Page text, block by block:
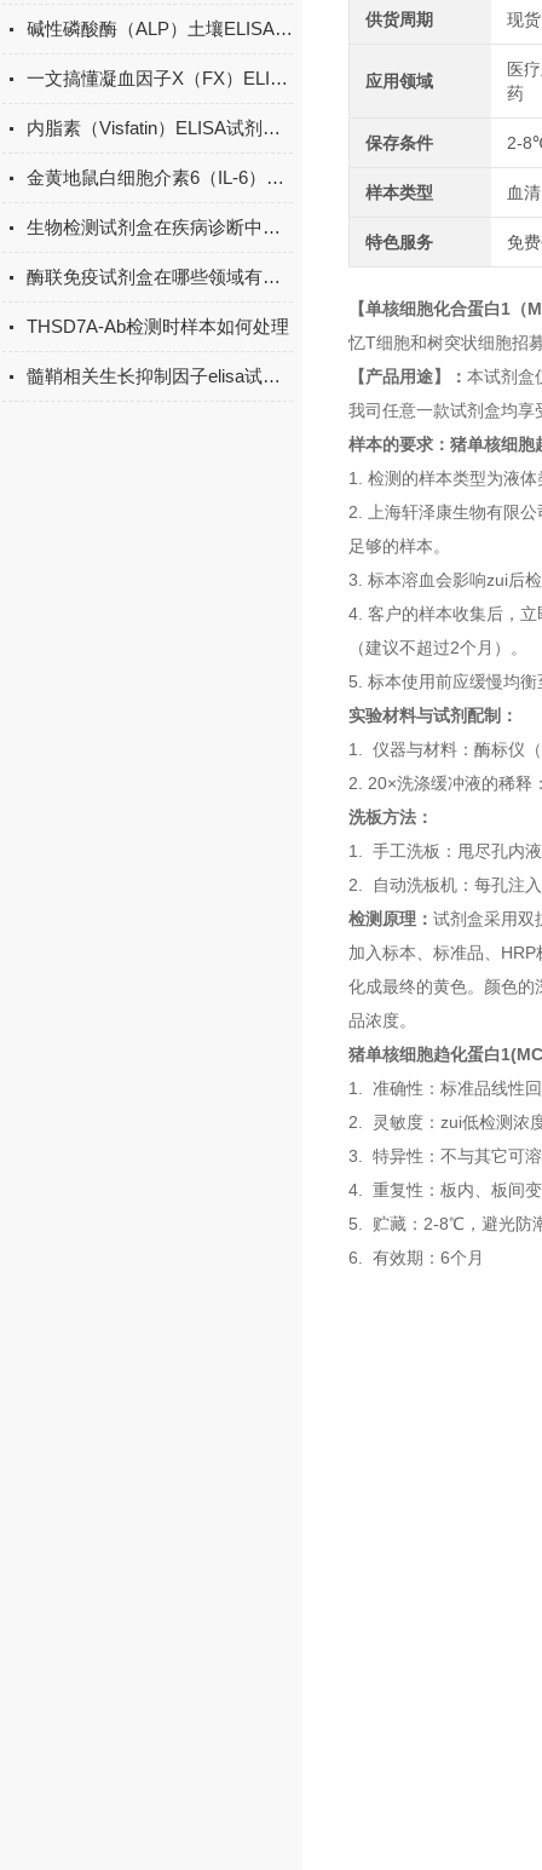
碱性磷酸酶（ALP）土壤ELISA的操作方法
一文搞懂凝血因子X（FX）ELISA试剂盒的特点
内脂素（Visfatin）ELISA试剂盒的特点与优势
金黄地鼠白细胞介素6（IL-6）ELISA检测试剂盒说明书
生物检测试剂盒在疾病诊断中的重要性
酶联免疫试剂盒在哪些领域有广泛应用？
THSD7A-Ab检测时样本如何处理
髓鞘相关生长抑制因子elisa试剂盒原理
供货周期 现货
应用领域
医
药
保存条件 2-
样本类型 血
特色服务 免
【单核细胞化合蛋白1（
忆T细胞和树突状细胞招
【产品用途】： 本试剂盒
我司任意一款试剂盒均
样本的要求： 猪单核细胞
1. 检测的样本类型为液
2. 上海轩泽康生物有限
足够的样本。
3. 标本溶血会影响zui后
4. 客户的样本收集后，
（建议不超过2个月）。
5. 标本使用前应缓慢均
实验材料与试剂配制：
1. 仪器与材料：酶标仪
2. 20×洗涤缓冲液的稀释
洗板方法：
1. 手工洗板：甩尽孔内
2. 自动洗板机：每孔注
检测原理： 试剂盒采用双
加入标本、标准品、
化成最终的黄色。颜色
品浓度。
猪单核细胞趋化蛋白
1. 准确性：标准品线性
2. 灵敏度：zui低检测浓
3. 特异性：不与其它可
4. 重复性：板内、板间
5. 贮藏：2-8℃，避光防
6. 有效期：6个月